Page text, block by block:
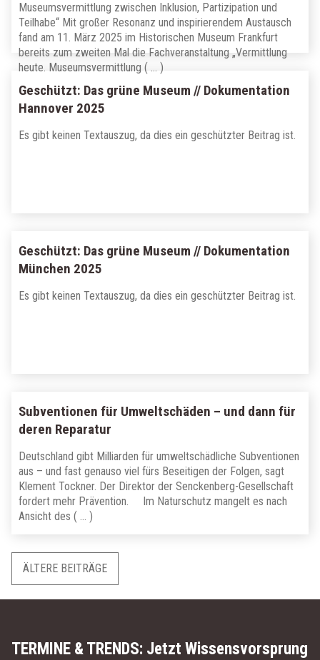
Museumsvermittlung zwischen Inklusion, Partizipation und
Teilhabe“ Mit großer Resonanz und inspirierendem Austausch
fand am 11. März 2025 im Historischen Museum Frankfurt
bereits zum zweiten Mal die Fachveranstaltung „Vermittlung
heute. Museumsvermittlung ( … )
Geschützt: Das grüne Museum // Dokumentation
Hannover 2025
Es gibt keinen Textauszug, da dies ein geschützter Beitrag ist.
Geschützt: Das grüne Museum // Dokumentation
München 2025
Es gibt keinen Textauszug, da dies ein geschützter Beitrag ist.
Subventionen für Umweltschäden – und dann für
deren Reparatur
Deutschland gibt Milliarden für umweltschädliche Subventionen
aus – und fast genauso viel fürs Beseitigen der Folgen, sagt
Klement Tockner. Der Direktor der Senckenberg-Gesellschaft
fordert mehr Prävention. Im Naturschutz mangelt es nach
Ansicht des ( … )
Beitragsnavigation
ÄLTERE BEITRÄGE
TERMINE & TRENDS: Jetzt Wissensvorsprung